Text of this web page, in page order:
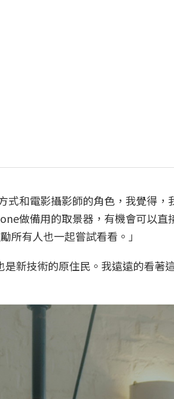
式和電影攝影師的角色，我覺得，
做備用的取景器，有機會可以直
所有人也一起嘗試看看。」
是新技術的原住民。我遠遠的看著